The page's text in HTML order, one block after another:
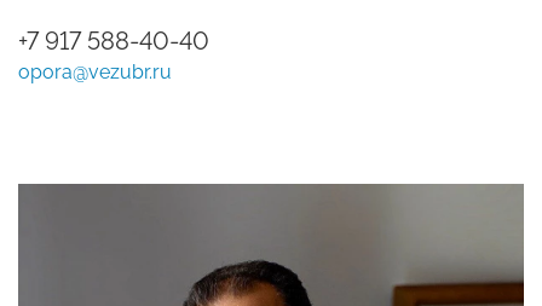
+7 917 588-40-40
opora@vezubr.ru